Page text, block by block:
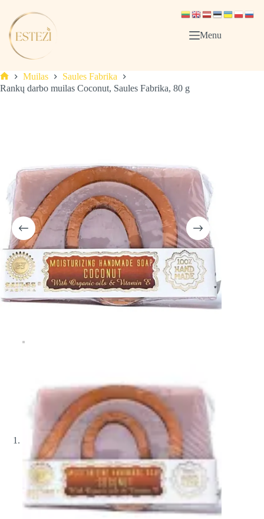
content
Menu
Pagrindinis
Muilas
Saules Fabrika
Rankų darbo muilas Coconut, Saules Fabrika, 80 g